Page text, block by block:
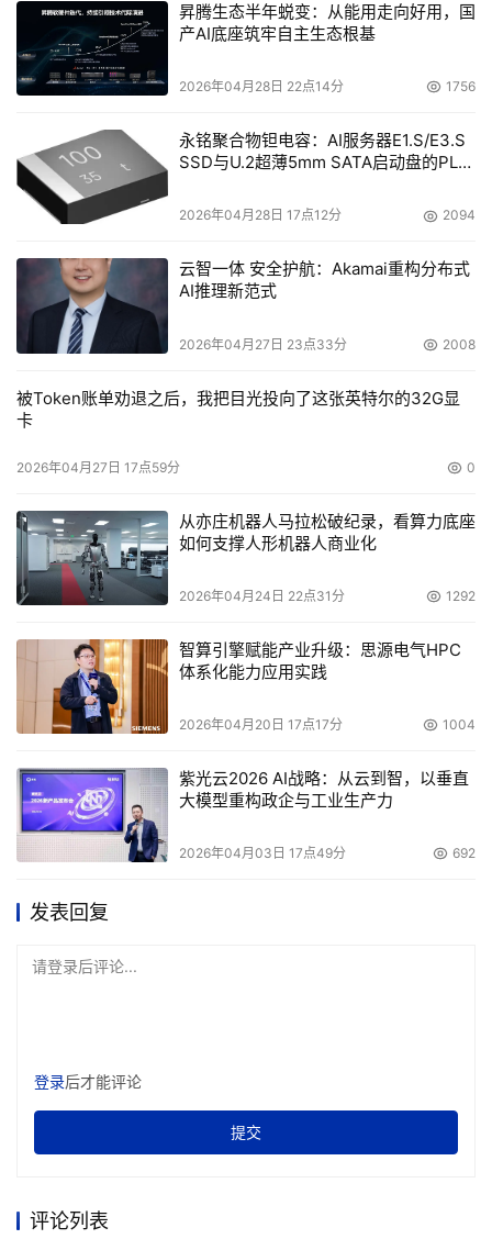
HDS公司营销副总裁Rachel Young
昇腾生态半年蜕变：从能用走向好用，国
产AI底座筑牢自主生态根基
2026年04月28日 22点14分 1756
永铭聚合物钽电容：AI服务器E1.S/E3.S
SSD与U.2超薄5mm SATA启动盘的PLP
2026年04月28日 17点12分 2094
云智一体 安全护航：Akamai重构分布式
AI推理新范式
2026年04月27日 23点33分 2008
被Token账单劝退之后，我把目光投向了这张英特尔的32G显
卡
2026年04月27日 17点59分 0
从亦庄机器人马拉松破纪录，看算力底座
如何支撑人形机器人商业化
2026年04月24日 22点31分 1292
智算引擎赋能产业升级：思源电气HPC
体系化能力应用实践
2026年04月20日 17点17分 1004
紫光云2026 AI战略：从云到智，以垂直
大模型重构政企与工业生产力
2026年04月03日 17点49分 692
发表回复
请登录后评论...
登录后才能评论
提交
评论列表